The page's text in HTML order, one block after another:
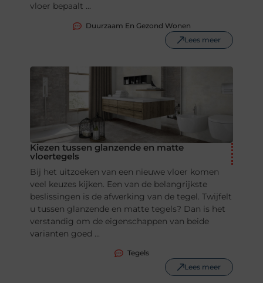
vloer bepaalt ...
Duurzaam En Gezond Wonen
Lees meer
Kiezen tussen glanzende en matte
vloertegels
Bij het uitzoeken van een nieuwe vloer komen
veel keuzes kijken. Een van de belangrijkste
beslissingen is de afwerking van de tegel. Twijfelt
u tussen glanzende en matte tegels? Dan is het
verstandig om de eigenschappen van beide
varianten goed ...
Tegels
Lees meer